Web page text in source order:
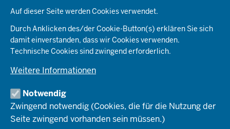
Auf dieser Seite werden Cookies verwendet.
Durch Anklicken des/der Cookie-Button(s) erklären Sie sich
damit einverstanden, dass wir Cookies verwenden.
Technische Cookies sind zwingend erforderlich.
Weitere Informationen
Notwendig
Zwingend notwendig (Cookies, die für die Nutzung der
Seite zwingend vorhanden sein müssen.)
Kommunales & Wirtschaft
Planen & Bauen
Schule & Bildung
Umwelt & Natur
Aktenpläne
Organisationsstruktur
Behördenleitung
Die Bezirksregierung
Organisationsplan
Institutionen
Arbeitgeberprofil
Stellenangebote
Ausbildung
PRESSE
Pressefotos
Social-Media-Kanäle
REGIONALRAT DÜSSELDORF
SERVICES